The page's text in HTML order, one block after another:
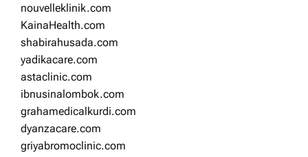
nouvelleklinik.com
KainaHealth.com
shabirahusada.com
yadikacare.com
astaclinic.com
ibnusinalombok.com
grahamedicalkurdi.com
dyanzacare.com
griyabromoclinic.com